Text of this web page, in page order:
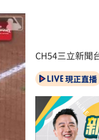
CH54三立新聞
現正直播